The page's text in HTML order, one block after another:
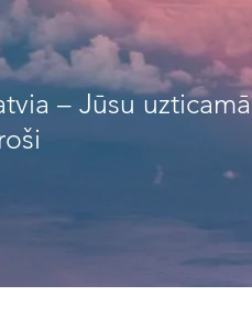
– Jūsu uzticamā